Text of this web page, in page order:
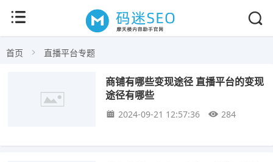
首页 直播平台专题
商铺有哪些变现途径 直播平台的变现
途径有哪些
2024-09-21 12:57:36 284